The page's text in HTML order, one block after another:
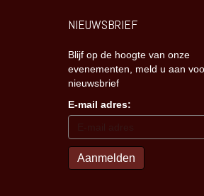
NIEUWSBRIEF
Blijf op de hoogte van onze
evenementen, meld u aan
nieuwsbrief
E-mail adres: